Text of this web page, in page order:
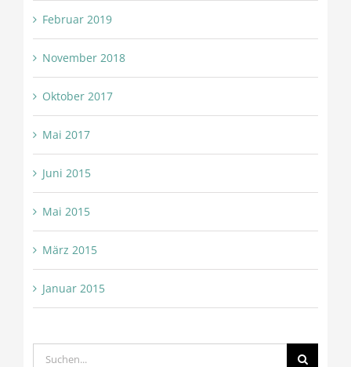
Februar 2019
November 2018
Oktober 2017
Mai 2017
Juni 2015
Mai 2015
März 2015
Januar 2015
Suche